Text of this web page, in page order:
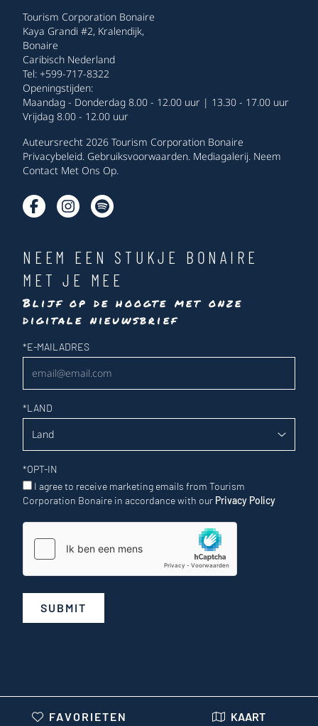
Tourism Corporation Bonaire
Kaya Grandi #2, Kralendijk,
Bonaire
Caribisch Nederland
Tel: +599-717-8322
Openingstijden:
Maandag - Donderdag 8.00 - 12.00 uur | 13.30 - 17.00 uur
Vrijdag 8.00 - 12.00 uur
Auteursrecht 2026 Tourism Corporation Bonaire
Privacybeleid. Gebruiksvoorwaarden. Mediagalerij. Neem
Contact Met Ons Op.
NEEM EEN STUKJE BONAIRE
MET JE MEE
Blijf op de hoogte met onze
digitale nieuwsbrief
Nieuwsbrief
*E-MAILADRES
*LAND
*OPT-IN
I agree to receive marketing emails from Tourism
Corporation Bonaire in accordance with our Privacy Policy
SUBMIT
FAVORIETEN KAART